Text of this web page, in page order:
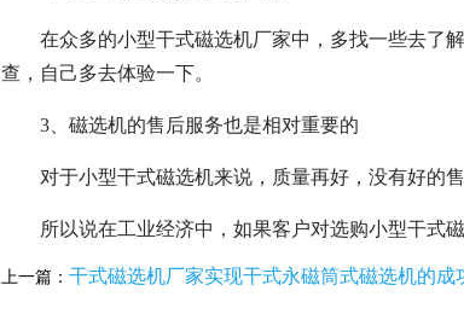
在众多的小型干式磁选机厂家中，多找一些去了
查，自己多去体验一下。
3、磁选机的售后服务也是相对重要的
对于小型干式磁选机来说，质量再好，没有好的
所以说在工业经济中，如果客户对选购小型干式
上一篇： 干式磁选机厂家实现干式永磁筒式磁选机的成